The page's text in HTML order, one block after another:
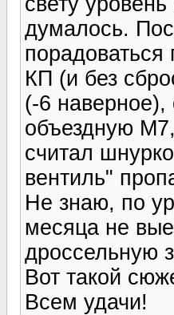
думалось.
порадоваться
КП (и без
(-6
объездную
считал
вентиль"
Не знаю, по
месяца не
дроссельную
Вот такой
Всем удачи!